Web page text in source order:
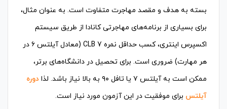
بسته به هدف و مقصد مهاجرت متفاوت است. به عنوان مثال،
برای بسیاری از برنامه‌های مهاجرتی کانادا از طریق سیستم
اکسپرس اینتری، کسب حداقل نمره CLB 7 (معادل آیلتس ۶ در
هر مهارت) ضروری است. برای تحصیل در دانشگاه‌های برتر،
ممکن است به آیلتس ۷ یا تافل ۹۰ به بالا نیاز باشد. لذا
دوره
آیلتس برای موفقیت در این آزمون مورد نیاز است.